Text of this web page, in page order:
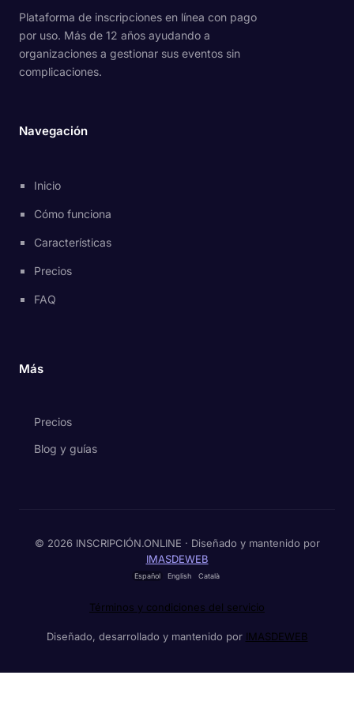
Plataforma de inscripciones en línea con pago
por uso. Más de 12 años ayudando a
organizaciones a gestionar sus eventos sin
complicaciones.
Navegación
Inicio
Cómo funciona
Características
Precios
FAQ
Más
Precios
Blog y guías
© 2026 INSCRIPCIÓN.ONLINE · Diseñado y mantenido por
IMASDEWEB
Español English Català
Términos y condiciones del servicio
Diseñado, desarrollado y mantenido por IMASDEWEB